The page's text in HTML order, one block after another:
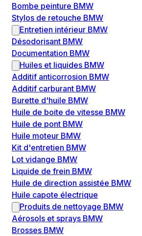
Bombe peinture BMW
Stylos de retouche BMW
Entretien intérieur BMW
Désodorisant BMW
Documentation BMW
Huiles et liquides BMW
Additif anticorrosion BMW
Additif carburant BMW
Burette d'huile BMW
Huile de boite de vitesse BMW
Huile de pont BMW
Huile moteur BMW
Kit d'entretien BMW
Lot vidange BMW
Liquide de frein BMW
Huile de direction assistée BMW
Huile capote électrique
Produits de nettoyage BMW
Aérosols et sprays BMW
Brosses BMW